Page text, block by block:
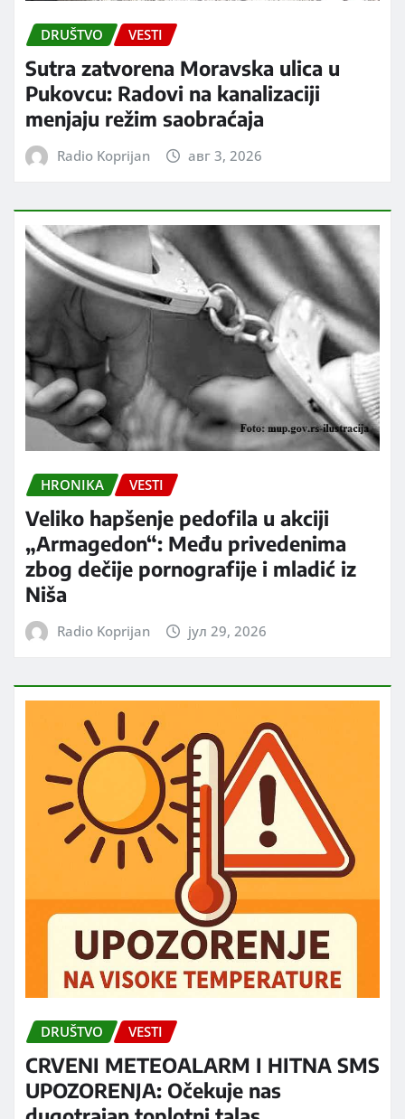
DRUŠTVO VESTI
Sutra zatvorena Moravska ulica u
Pukovcu: Radovi na kanalizaciji
menjaju režim saobraćaja
Radio Koprijan авг 3, 2026
HRONIKA VESTI
Veliko hapšenje pedofila u akciji
„Armagedon“: Među privedenima
zbog dečije pornografije i mladić iz
Niša
Radio Koprijan јул 29, 2026
DRUŠTVO VESTI
CRVENI METEOALARM I HITNA SMS
UPOZORENJA: Očekuje nas